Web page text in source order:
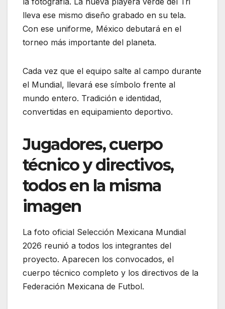
lleva ese mismo diseño grabado en su tela.
Con ese uniforme, México debutará en el
torneo más importante del planeta.
Cada vez que el equipo salte al campo durante
el Mundial, llevará ese símbolo frente al
mundo entero. Tradición e identidad,
convertidas en equipamiento deportivo.
Jugadores, cuerpo
técnico y directivos,
todos en la misma
imagen
La foto oficial Selección Mexicana Mundial
2026 reunió a todos los integrantes del
proyecto. Aparecen los convocados, el
cuerpo técnico completo y los directivos de la
Federación Mexicana de Futbol.